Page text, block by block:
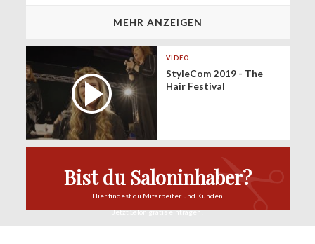
MEHR ANZEIGEN
VIDEO
StyleCom 2019 - The
Hair Festival
Bist du Saloninhaber?
Hier findest du Mitarbeiter und Kunden
Jetzt Salongratis eintragen!